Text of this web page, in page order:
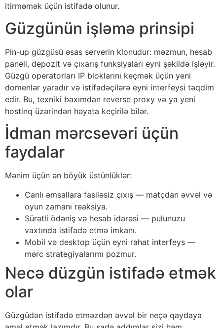
itirməmək üçün istifadə olunur.
Güzgünün işləmə prinsipi
Pin-up güzgüsü əsas serverin klonudur: məzmun, hesab
paneli, depozit və çıxarış funksiyaları eyni şəkildə işləyir.
Güzgü operatorları IP bloklarını keçmək üçün yeni
domenlər yaradır və istifadəçilərə eyni interfeysi təqdim
edir. Bu, texniki baxımdan reverse proxy və ya yeni
hostinq üzərindən həyata keçirilə bilər.
İdman mərcsevəri üçün
faydalar
Mənim üçün ən böyük üstünlüklər:
Canlı əmsallara fasiləsiz çıxış — matçdan əvvəl və
oyun zamanı reaksiya.
Sürətli ödəniş və hesab idarəsi — pulunuzu
vaxtında istifadə etmə imkanı.
Mobil və desktop üçün eyni rahat interfeys —
mərc strategiyalarımı pozmur.
Necə düzgün istifadə etmək
olar
Güzgüdən istifadə etməzdən əvvəl bir neçə qaydaya